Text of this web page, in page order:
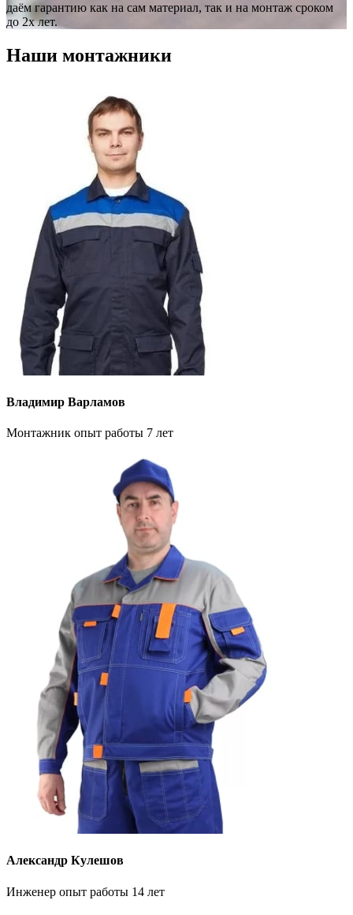
даём гарантию как на сам материал, так и на монтаж сроком
до 2х лет.
Наши монтажники
Владимир Варламов
Монтажник опыт работы 7 лет
Александр Кулешов
Инженер опыт работы 14 лет